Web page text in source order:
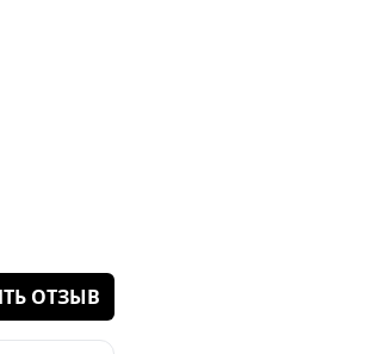
ОТЗЫВ